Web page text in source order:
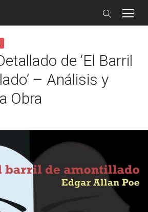
de ‘El Barril
– Análisis y
Obra